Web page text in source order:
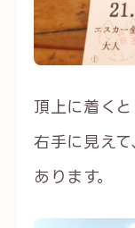
頂上に着く
右手に見え
あります。